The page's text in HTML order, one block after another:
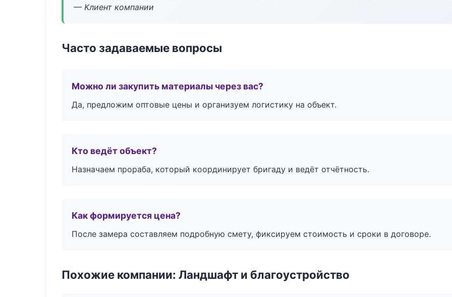
— Клиент компании
Часто задаваемые вопросы
Можно ли закупить материалы через вас?
Да, предложим оптовые цены и организуем логистику на объект.
Кто ведёт объект?
Назначаем прораба, который координирует бригаду и ведёт отчётность.
Как формируется цена?
После замера составляем подробную смету, фиксируем стоимость и сроки в договоре.
Похожие компании: Ландшафт и благоустройство